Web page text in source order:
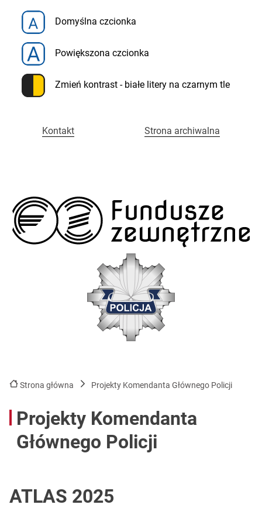
Fundusze
Zewnętrzne
Policji
szybkiego
dostępu
Kontakt Strona archiwalna
Domyślna czcionka
Powiększona czcionka
Zmień kontrast - białe litery na czarnym tle
Strona główna Projekty Komendanta Głównego Policji
Projekty Komendanta
Głównego Policji
ATLAS 2025